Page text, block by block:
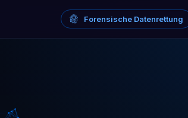
Forensische Datenrettung